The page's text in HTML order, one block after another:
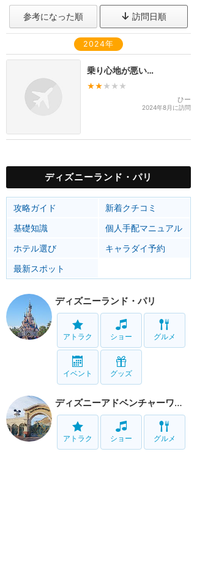
参考になった順 訪問日順
2024年
乗り心地が悪い…
★★ ★★★
ひー
2024年8月に訪問
ディズニーランド・パリ
攻略ガイド
新着クチコミ
基礎知識
個人手配マニュアル
ホテル選び
キャラダイ予約
最新スポット
ディズニーランド・パリ
アトラク ショー グルメ
イベント グッズ
ディズニーアドベンチャーワールド
アトラク ショー グルメ